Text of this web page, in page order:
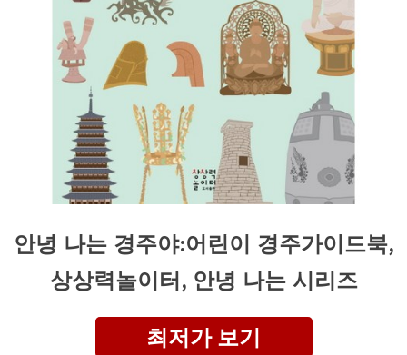
안녕 나는 경주야:어린이 경주가이드북,
상상력놀이터, 안녕 나는 시리즈
최저가 보기